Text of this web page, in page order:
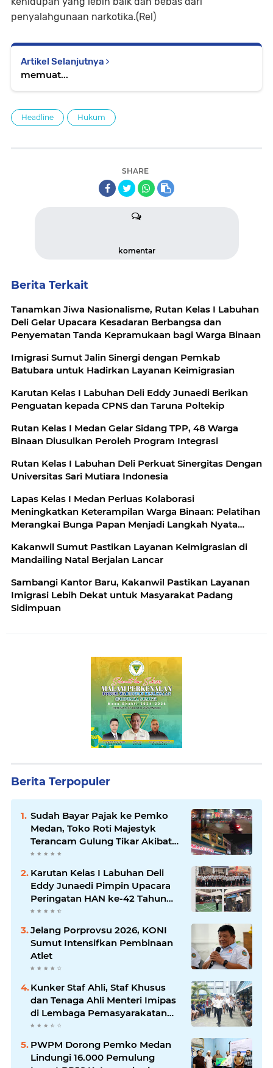
penyalahgunaan narkotika.(Rel)
Artikel Selanjutnya
memuat...
Headline Hukum
SHARE
komentar
Berita Terkait
Tanamkan Jiwa Nasionalisme, Rutan Kelas I Labuhan
Deli Gelar Upacara Kesadaran Berbangsa dan
Penyematan Tanda Kepramukaan bagi Warga Binaan
Imigrasi Sumut Jalin Sinergi dengan Pemkab
Batubara untuk Hadirkan Layanan Keimigrasian
Karutan Kelas I Labuhan Deli Eddy Junaedi Berikan
Penguatan kepada CPNS dan Taruna Poltekip
Rutan Kelas I Medan Gelar Sidang TPP, 48 Warga
Binaan Diusulkan Peroleh Program Integrasi
Rutan Kelas I Labuhan Deli Perkuat Sinergitas Dengan
Universitas Sari Mutiara Indonesia
Lapas Kelas I Medan Perluas Kolaborasi
Meningkatkan Keterampilan Warga Binaan: Pelatihan
Merangkai Bunga Papan Menjadi Langkah Nyata
Kakanwil Sumut Pastikan Layanan Keimigrasian di
Mandailing Natal Berjalan Lancar
Sambangi Kantor Baru, Kakanwil Pastikan Layanan
Imigrasi Lebih Dekat untuk Masyarakat Padang
Sidimpuan
Berita Terpopuler
Sudah Bayar Pajak ke Pemko
Medan, Toko Roti Majestyk
Terancam Gulung Tikar Akibat
Akses Jalan Ditutup Pedagang
Angkringan
Karutan Kelas I Labuhan Deli
Eddy Junaedi Pimpin Upacara
Peringatan HAN ke-42 Tahun
2026
Jelang Porprovsu 2026, KONI
Sumut Intensifkan Pembinaan
Atlet
Kunker Staf Ahli, Staf Khusus
dan Tenaga Ahli Menteri Imipas
di Lembaga Pemasyarakatan
Kelas I Medan: Pelayanan Prima
Dipastikan Berjalan Optimal
PWPM Dorong Pemko Medan
Lindungi 16.000 Pemulung